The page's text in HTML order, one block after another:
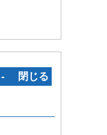
‐ 閉じる